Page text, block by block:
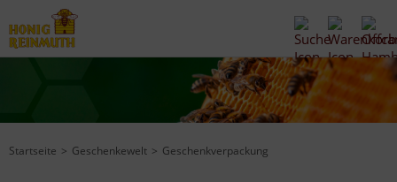
Startseite Geschenkewelt Geschenkverpackung